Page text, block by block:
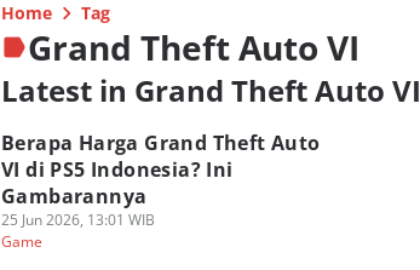
Home Tag
Grand Theft Auto VI
Latest in Grand Theft Auto VI
Berapa Harga Grand Theft Auto
VI di PS5 Indonesia? Ini
Gambarannya
25 Jun 2026, 13:01 WIB
Game